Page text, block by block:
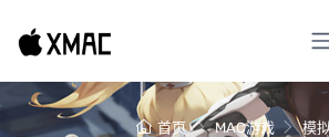
首页 MAC游戏 模